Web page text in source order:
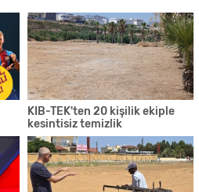
KIB-TEK'ten 20 kişilik ekiple
kesintisiz temizlik